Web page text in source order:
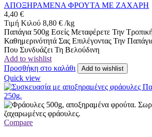
ΑΠΟΞΗΡΑΜΕΝΑ ΦΡΟΥΤΑ ΜΕ ΖΑΧΑΡΗ
4,40 €
Τιμή Κιλού 8,80 € /kg
Παπάγια 500g Εσείς Μεταφέρετε Την
Καθημερινότητά Σας Επιλέγοντας Την
Που Συνδυάζει Τη Βελούδινη
Add to wishlist
Προσθήκη στο καλάθι
Add to wishlist
Quick view
Compare